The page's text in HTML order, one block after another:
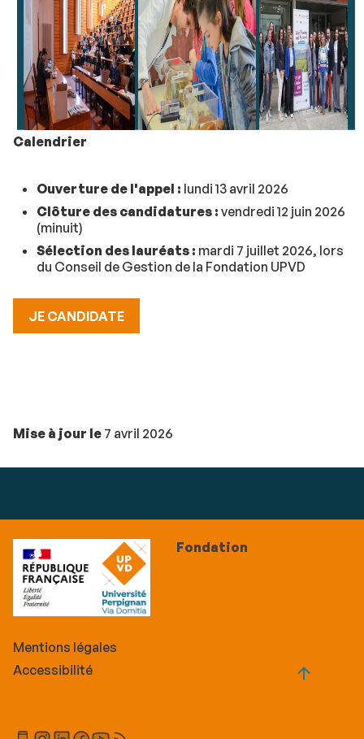
Calendrier
Ouverture de l'appel : lundi 13 avril 2026
Clôture des candidatures : vendredi 12 juin 2026
(minuit)
Sélection des lauréats : mardi 7 juillet 2026, lors
du Conseil de Gestion de la Fondation UPVD
JE CANDIDATE
Mise à jour le 7 avril 2026
Fondation
Mentions légales
Accessibilité